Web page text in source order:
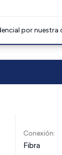
por
Conexión:
Fibra